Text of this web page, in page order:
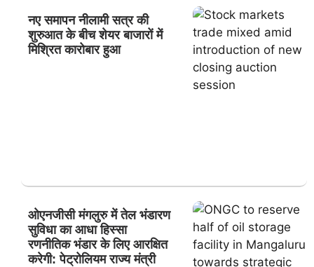
नए समापन नीलामी सत्र की
शुरुआत के बीच शेयर बाजारों में
मिश्रित कारोबार हुआ
ओएनजीसी मंगलुरु में तेल भंडारण
सुविधा का आधा हिस्सा
रणनीतिक भंडार के लिए आरक्षित
करेगी: पेट्रोलियम राज्य मंत्री